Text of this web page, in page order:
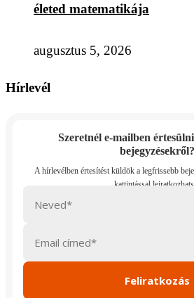
életed matematikája
augusztus 5, 2026
Hírlevél
Szeretnél e-mailben
bejegyzésekről?